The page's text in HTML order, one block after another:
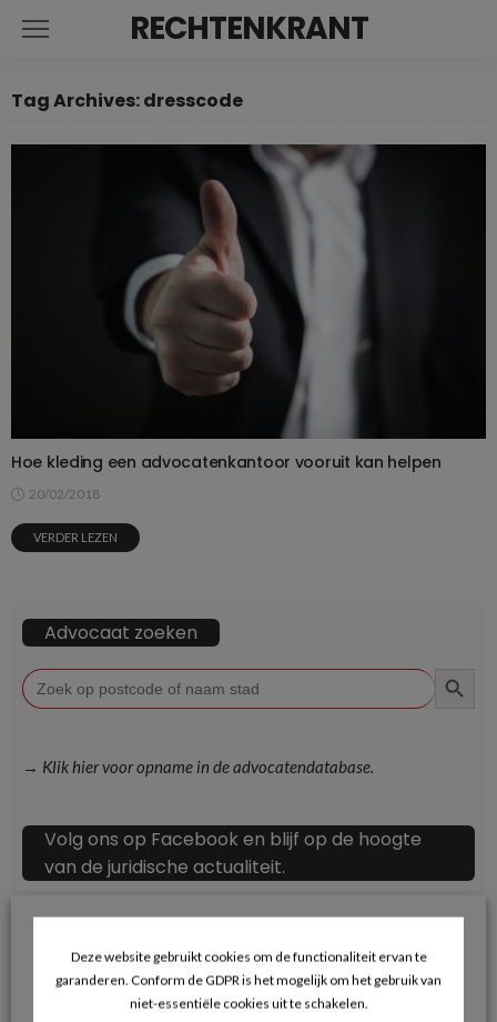
RECHTENKRANT
Tag Archives: dresscode
Hoe kleding een advocatenkantoor vooruit kan helpen
20/02/2018
VERDER LEZEN
Advocaat zoeken
Zoek
naar:
→ Klik hier voor opname in de advocatendatabase.
Volg ons op Facebook en blijf op de hoogte
van de juridische actualiteit.
Recente berichten
Deze website gebruikt cookies om de functionaliteit ervan te
garanderen. Conform de GDPR is het mogelijk om het gebruik van
niet-essentiële cookies uit te schakelen.